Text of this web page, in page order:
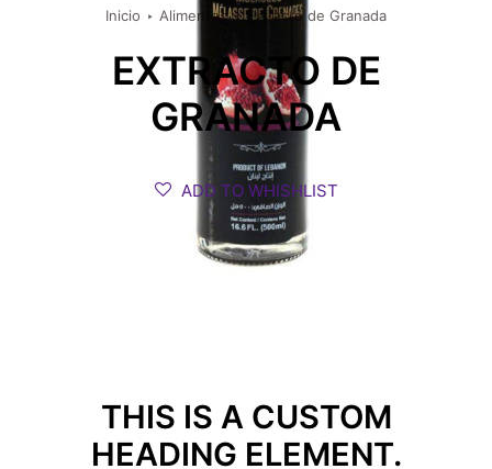
Inicio Alimentos Extracto de Granada
EXTRACTO DE
GRANADA
ADD TO WHISHLIST
THIS IS A CUSTOM
HEADING ELEMENT.